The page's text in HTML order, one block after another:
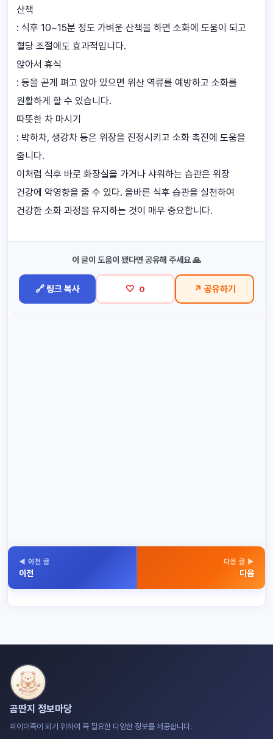
산책
: 식후 10~15분 정도 가벼운 산책을 하면 소화에 도움이 되고
혈당 조절에도 효과적입니다.
앉아서 휴식
: 등을 곧게 펴고 앉아 있으면 위산 역류를 예방하고 소화를
원활하게 할 수 있습니다.
따뜻한 차 마시기
: 박하차, 생강차 등은 위장을 진정시키고 소화 촉진에 도움을
줍니다.
이처럼 식후 바로 화장실을 가거나 샤워하는 습관은 위장
건강에 악영향을 줄 수 있다. 올바른 식후 습관을 실천하여
건강한 소화 과정을 유지하는 것이 매우 중요합니다.
이 글이 도움이 됐다면 공유해 주세요 🙏
🔗 링크 복사 🤍 0 ↗ 공유하기
◀ 이전 글
이전
다음 글 ▶
다음
곰딴지 정보마당
파이어족이 되기 위하여 꼭 필요한 다양한 정보를 제공합니다.